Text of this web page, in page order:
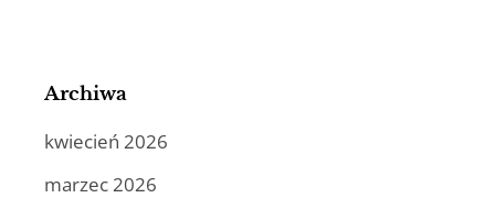
Archiwa
kwiecień 2026
marzec 2026